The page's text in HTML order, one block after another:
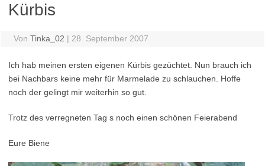
Kürbis
Von Tinka_02 | 28. September 2007
Ich hab meinen ersten eigenen Kürbis gezüchtet. Nun brauch ich
bei Nachbars keine mehr für Marmelade zu schlauchen. Hoffe
noch der gelingt mir weiterhin so gut.
Trotz des verregneten Tag s noch einen schönen Feierabend
Eure Biene